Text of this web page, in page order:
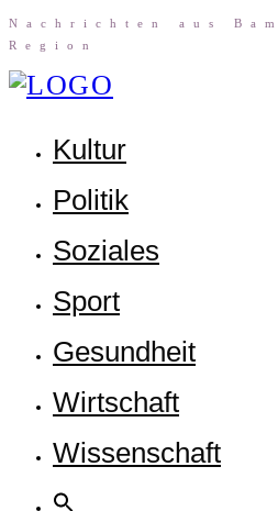
Nach­rich­ten aus
Region
Kul­tur
Poli­tik
Sozia­les
Sport
Gesund­heit
Wirt­schaft
Wis­sen­schaft